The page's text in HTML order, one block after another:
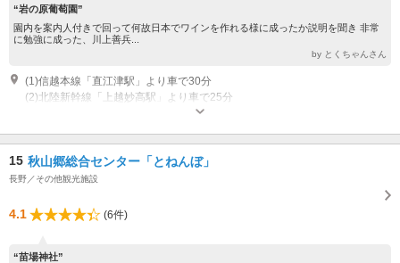
“岩の原葡萄園”
園内を案内人付きで回って何故日本でワインを作れる様に成ったか説明を聞き 非常
に勉強に成った、川上善兵...
by とくちゃんさん
(1)信越本線「直江津駅」より車で30分
(2)北陸新幹線「上越妙高駅」より車で25分
営業時間：9：30～16：30 休業日：1月、2月は日曜定休、年末年始、3月の
15 秋山郷総合センター「とねんぼ」
長野／その他観光施設
4.1 (6件)
“苗場神社”